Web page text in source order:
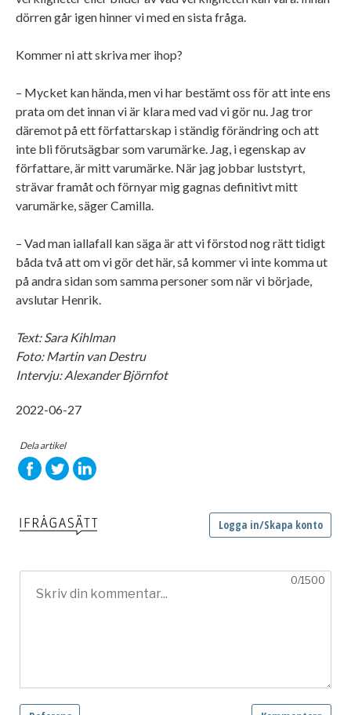
dörren går igen hinner vi med en sista fråga.
Kommer ni att skriva mer ihop?
– Mycket kan hända, men vi har bestämt oss för att inte ens
prata om det innan vi är klara med vad vi gör nu. Jag tror
däremot på ett författarskap i ständig förändring och att
inte bli förutsägbar som varumärke. Jag, i egenskap av
författare, är mitt varumärke. När jag jobbar luststyrt,
strävar framåt och förnyar mig gagnas definitivt mitt
varumärke, säger Camilla.
– Vad man iallafall kan säga är att vi förstod nog rätt tidigt
båda två att om vi gör det här, så kommer vi inte komma ut
på andra sidan som samma personer som när vi började,
avslutar Henrik.
Text: Sara Kihlman
Foto: Martin van Destru
Intervju: Alexander Björnfot
2022-06-27
Dela artikel